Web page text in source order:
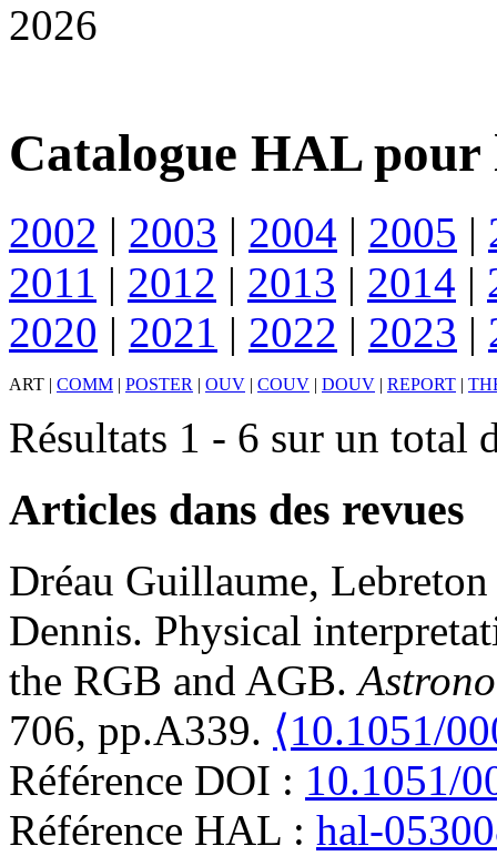
2026
Catalogue HAL pour
2002 | 2003 | 2004 | 2005 |
2011 | 2012 | 2013 | 2014 |
2020 | 2021 | 2022 | 2023 |
ART | COMM | POSTER | OUV | COUV | DOUV | REPORT |
Résultats 1 - 6 sur un total
Articles dans des revues
Dréau Guillaume, Lebreton
Dennis. Physical
the RGB and AGB.
706, pp.A339. ⟨10.1051/
Référence DOI : 10.1051/
Référence HAL : hal-